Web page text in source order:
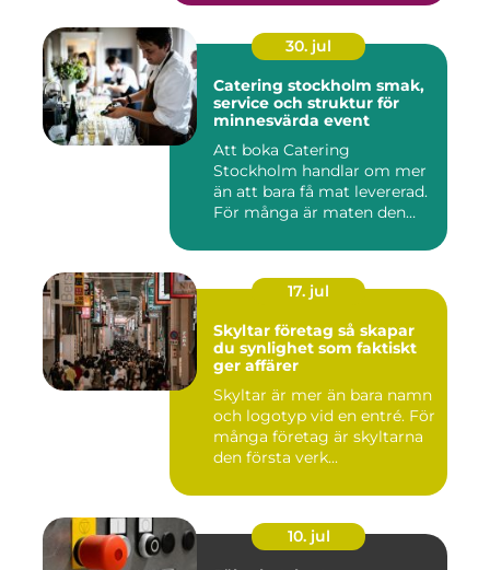
30. jul
Catering stockholm smak,
service och struktur för
minnesvärda event
Att boka Catering
Stockholm handlar om mer
än att bara få mat levererad.
För många är maten den
17. jul
Skyltar företag så skapar
du synlighet som faktiskt
ger affärer
Skyltar är mer än bara namn
och logotyp vid en entré. För
många företag är skyltarna
den första verk...
10. jul